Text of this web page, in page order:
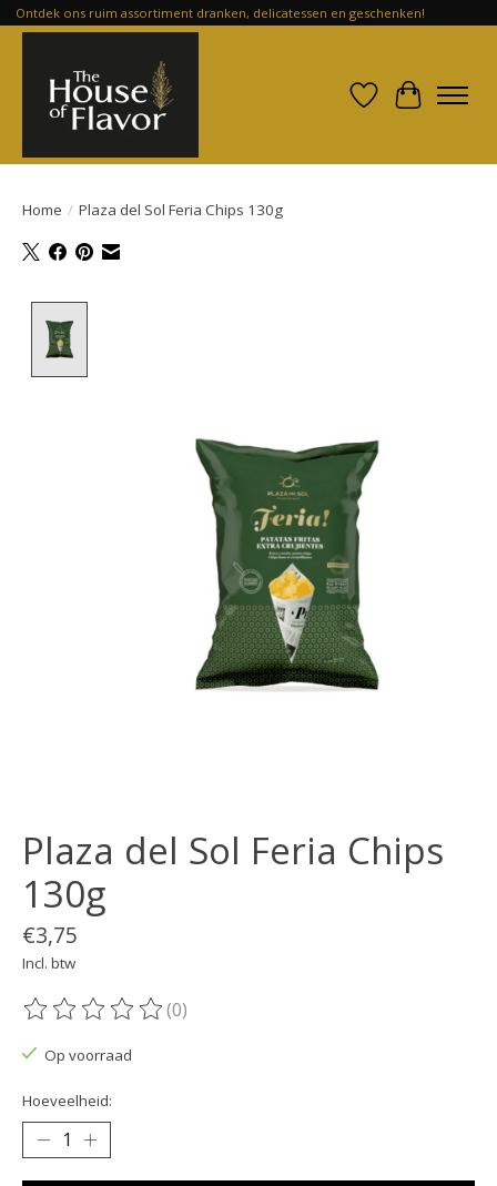
Ontdek ons ruim assortiment dranken, delicatessen en geschenken!
Verlanglijst
Home / Plaza del Sol Feria Chips 130g
Plaza del Sol Feria Chips
130g
€3,75
Incl. btw
De beoordeling van dit product is
(0)
Op voorraad
Hoeveelheid: